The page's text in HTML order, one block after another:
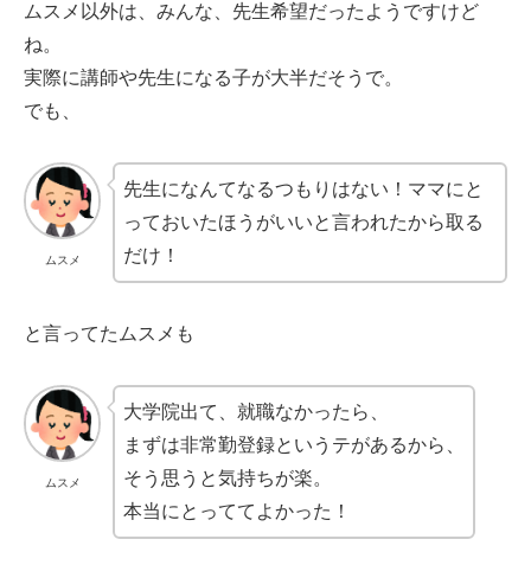
ムスメ以外は、みんな、先生希望だったようですけど
ね。
実際に講師や先生になる子が大半だそうで。
でも、
ムスメ
先生になんてなるつもりはない！ママにと
っておいたほうがいいと言われたから取る
だけ！
と言ってたムスメも
ムスメ
大学院出て、就職なかったら、
まずは非常勤登録というテがあるから、
そう思うと気持ちが楽。
本当にとっててよかった！